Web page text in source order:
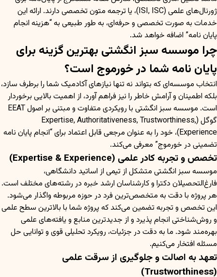
ژورنال‌های علمی (ISI, ISC)، یا ترجمه متون تخصصی دارند. ارائه این
خدمات به صورت تخصصی و حرفه‌ای، به طور طبیعی به “هزینه انجام
پایان نامه” اضافه خواهد شد.
چرا موسسه سبز انگشتی بهترین گزینه برای
پایان نامه شما در خورموج است؟
انتخاب موسسه‌ای که بتواند نه تنها نیازهای آکادمیک شما را برطرف سازد،
بلکه اطمینان و آرامش خاطر را نیز فراهم آورد، از اهمیت بالایی برخوردار
است. موسسه سبز انگشتی با رویکردی متفاوت و مبتنی بر اصول EEAT
گوگل (Expertise, Authoritativeness, Trustworthiness,
Experience)، خود را به عنوان مرجعی قابل اعتماد برای “انجام پایان نامه
تضمینی در خورموج” معرفی می‌کند.
تخصص و تجربه کادر علمی (Expertise & Experience)
موسسه سبز انگشتی متشکل از تیمی از اساتید دانشگاهی،
فارغ‌التحصیلان دکترا و کارشناسان ارشد خبره در رشته‌های مختلف است.
هر پروژه با دقت به متخصص‌ترین فرد در حوزه مربوطه واگذار می‌شود.
این تخصص و تجربه تضمین می‌کند که پروژه شما با بالاترین سطح علمی
و روش‌شناختی انجام پذیرد و از جدیدترین منابع و یافته‌های علمی
بهره‌مند شود. ما به دقت در جزئیات، رویکرد تحلیلی قوی و توانایی حل
مسئله افتخار می‌کنیم.
تعهد به اصالت و جلوگیری از سرقت علمی
(Trustworthiness)